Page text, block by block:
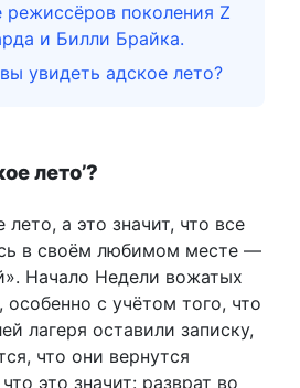
поколения Z
и Билли Брайка.
увидеть адское лето?
лето’?
а это значит, что все
в своём любимом месте —
Начало Недели вожатых
с учётом того, что
лагеря оставили записку,
что они вернутся
это значит: разврат во